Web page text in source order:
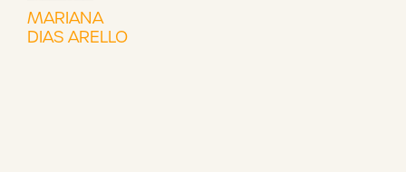
MARIANA
DIAS ARELLO